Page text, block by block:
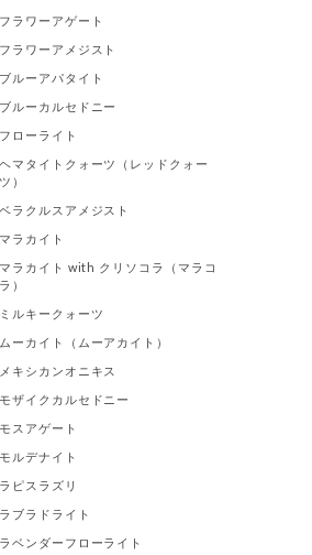
フラワーアゲート
フラワーアメジスト
ブルーアパタイト
ブルーカルセドニー
フローライト
ヘマタイトクォーツ（レッドクォー
ツ）
ベラクルスアメジスト
マラカイト
マラカイト with クリソコラ（マラコ
ラ）
ミルキークォーツ
ムーカイト（ムーアカイト）
メキシカンオニキス
モザイクカルセドニー
モスアゲート
モルデナイト
ラピスラズリ
ラブラドライト
ラベンダーフローライト